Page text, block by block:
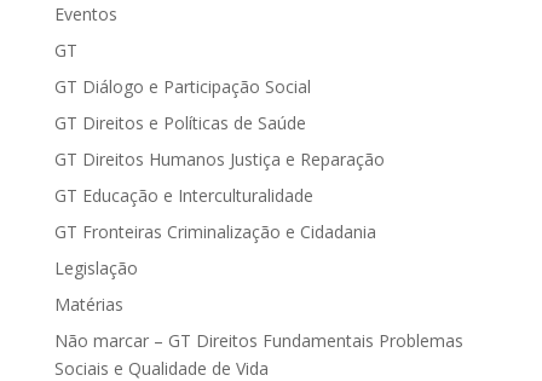
Eventos
GT
GT Diálogo e Participação Social
GT Direitos e Políticas de Saúde
GT Direitos Humanos Justiça e Reparação
GT Educação e Interculturalidade
GT Fronteiras Criminalização e Cidadania
Legislação
Matérias
Não marcar – GT Direitos Fundamentais Problemas
Sociais e Qualidade de Vida